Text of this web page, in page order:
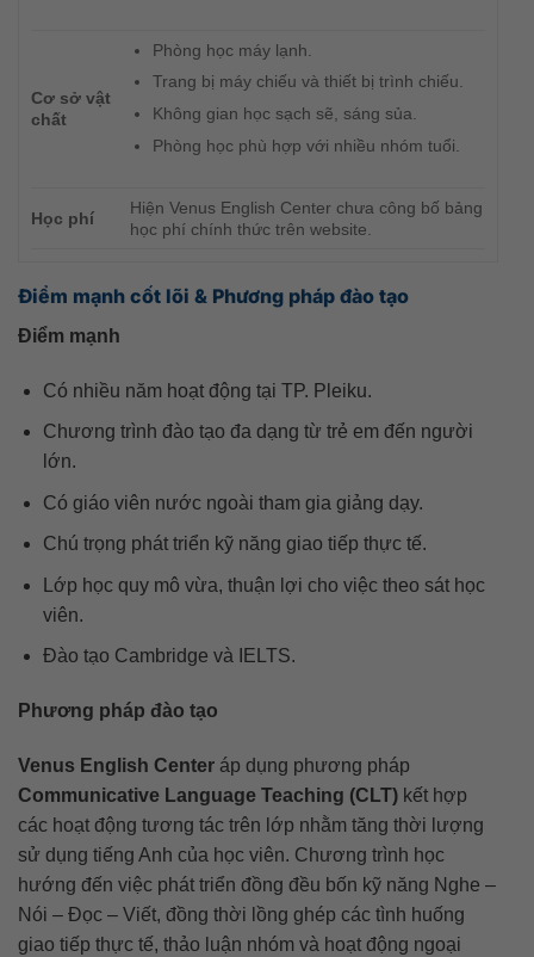
Cơ sở vật
chất
Phòng học máy lạnh.
Trang bị máy chiếu và thiết bị trình chiếu.
Không gian học sạch sẽ, sáng sủa.
Phòng học phù hợp với nhiều nhóm tuổi.
Học phí
Hiện Venus English Center chưa công bố bảng
học phí chính thức trên website.
Điểm mạnh cốt lõi & Phương pháp đào tạo
Điểm mạnh
Có nhiều năm hoạt động tại TP. Pleiku.
Chương trình đào tạo đa dạng từ trẻ em đến người
lớn.
Có giáo viên nước ngoài tham gia giảng dạy.
Chú trọng phát triển kỹ năng giao tiếp thực tế.
Lớp học quy mô vừa, thuận lợi cho việc theo sát học
viên.
Đào tạo Cambridge và IELTS.
Phương pháp đào tạo
Venus English Center áp dụng phương pháp
Communicative Language Teaching (CLT) kết hợp
các hoạt động tương tác trên lớp nhằm tăng thời lượng
sử dụng tiếng Anh của học viên. Chương trình học
hướng đến việc phát triển đồng đều bốn kỹ năng Nghe –
Nói – Đọc – Viết, đồng thời lồng ghép các tình huống
giao tiếp thực tế, thảo luận nhóm và hoạt động ngoại